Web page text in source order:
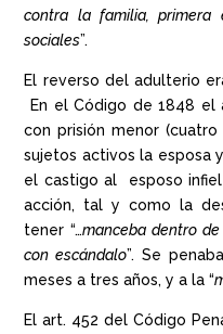
contra la familia, primera
sociales”.
El reverso del adulterio
En el Código de 1848 el
con prisión menor
sujetos activos la esposa
el castigo al esposo
acción, tal y como la
tener “…manceba dentro
con escándalo”. Se
meses a tres años, y a la “
El art. 452 del Código